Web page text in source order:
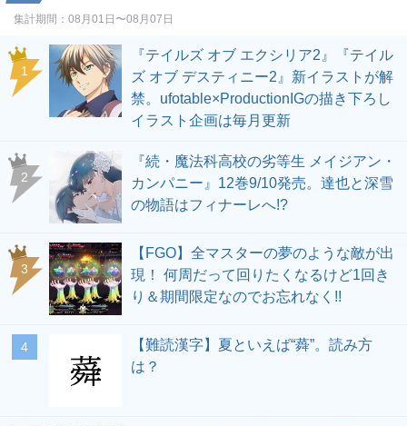
集計期間： 08月01日〜08月07日
1
『テイルズ オブ エクシリア2』『テイル
ズ オブ デスティニー2』新イラストが解
禁。ufotable×ProductionIGの描き下ろし
イラスト企画は毎月更新
2
『続・魔法科高校の劣等生 メイジアン・
カンパニー』12巻9/10発売。達也と深雪
の物語はフィナーレへ!?
3
【FGO】全マスターの夢のような敵が出
現！ 何周だって回りたくなるけど1回き
り＆期間限定なのでお忘れなく!!
4
【難読漢字】夏といえば“蕣”。読み方
は？